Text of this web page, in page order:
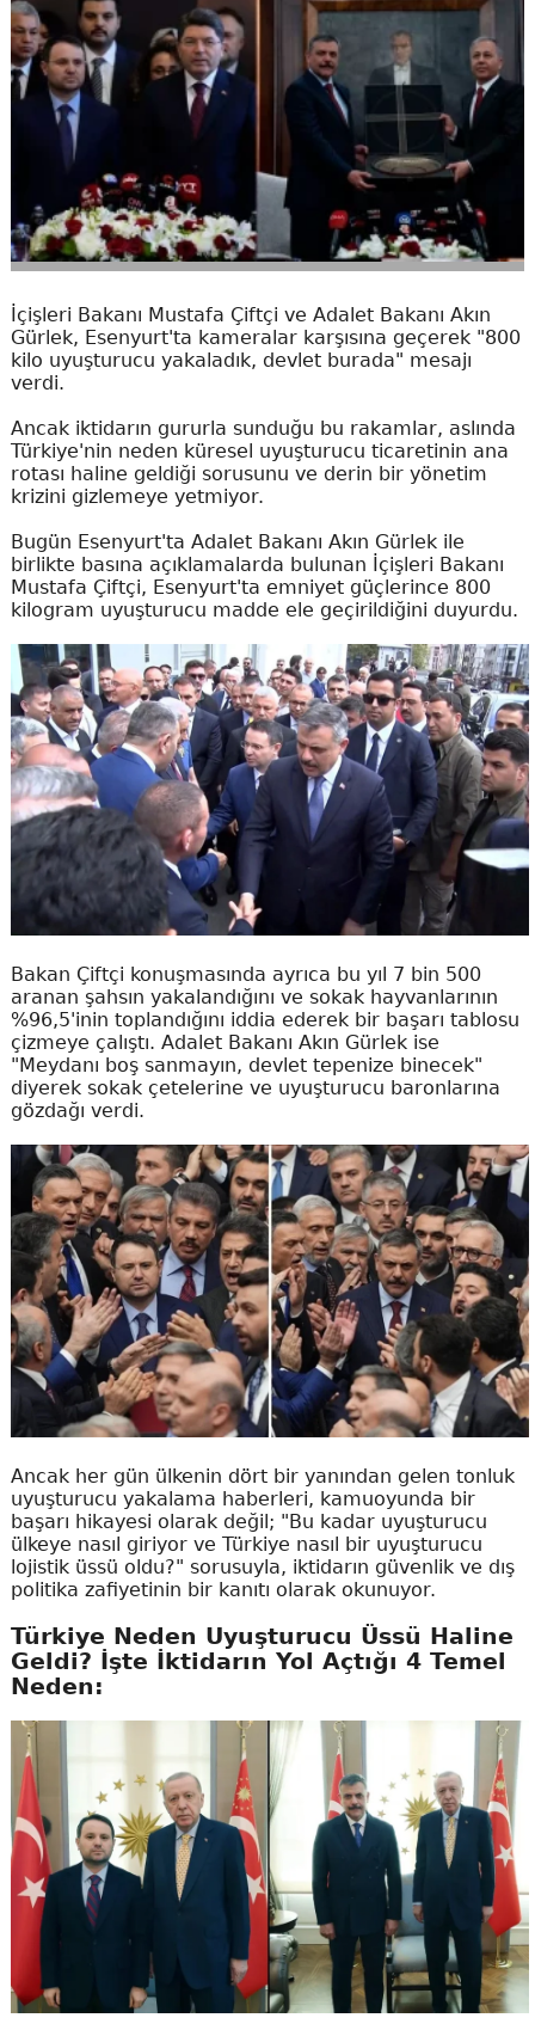
İçişleri Bakanı Mustafa Çiftçi ve Adalet Bakanı Akın
Gürlek, Esenyurt'ta kameralar karşısına geçerek "800
kilo uyuşturucu yakaladık, devlet burada" mesajı
verdi.
Ancak iktidarın gururla sunduğu bu rakamlar, aslında
Türkiye'nin neden küresel uyuşturucu ticaretinin ana
rotası haline geldiği sorusunu ve derin bir yönetim
krizini gizlemeye yetmiyor.
Bugün Esenyurt'ta Adalet Bakanı Akın Gürlek ile
birlikte basına açıklamalarda bulunan İçişleri Bakanı
Mustafa Çiftçi, Esenyurt'ta emniyet güçlerince 800
kilogram uyuşturucu madde ele geçirildiğini duyurdu.
Bakan Çiftçi konuşmasında ayrıca bu yıl 7 bin 500
aranan şahsın yakalandığını ve sokak hayvanlarının
%96,5'inin toplandığını iddia ederek bir başarı tablosu
çizmeye çalıştı. Adalet Bakanı Akın Gürlek ise
"Meydanı boş sanmayın, devlet tepenize binecek"
diyerek sokak çetelerine ve uyuşturucu baronlarına
gözdağı verdi.
Ancak her gün ülkenin dört bir yanından gelen tonluk
uyuşturucu yakalama haberleri, kamuoyunda bir
başarı hikayesi olarak değil; "Bu kadar uyuşturucu
ülkeye nasıl giriyor ve Türkiye nasıl bir uyuşturucu
lojistik üssü oldu?" sorusuyla, iktidarın güvenlik ve dış
politika zafiyetinin bir kanıtı olarak okunuyor.
Türkiye Neden Uyuşturucu Üssü Haline
Geldi? İşte İktidarın Yol Açtığı 4 Temel
Neden: